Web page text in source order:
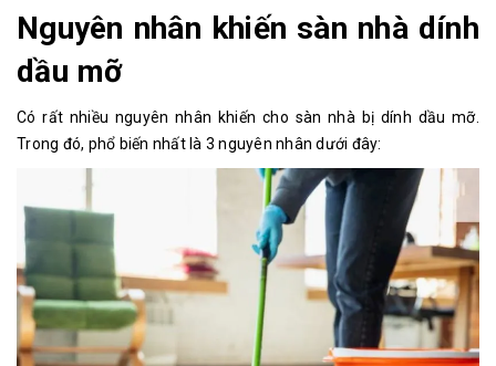
Nguyên nhân khiến sàn nhà dính
dầu mỡ
Có rất nhiều nguyên nhân khiến cho sàn nhà bị dính dầu mỡ.
Trong đó, phổ biến nhất là 3 nguyên nhân dưới đây: